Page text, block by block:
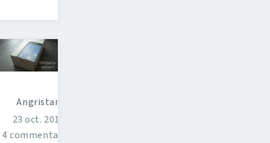
Angristan
23 oct. 2014
4 commentaires